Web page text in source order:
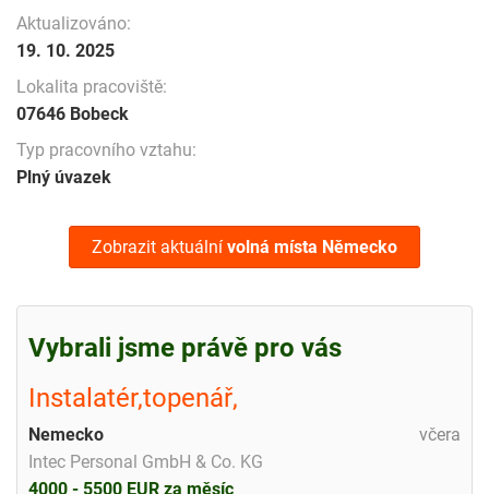
Aktualizováno:
19. 10. 2025
Lokalita pracoviště:
07646 Bobeck
Typ pracovního vztahu:
Plný úvazek
Zobrazit aktuální volná místa Německo
Vybrali jsme právě pro vás
Instalatér,topenář,
včera
Nemecko
Intec Personal GmbH & Co. KG
4000 - 5500 EUR za měsíc